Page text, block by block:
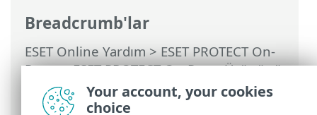
Breadcrumb'lar
ESET Online Yardım>ESET PROTECT On-
Prem>ESET PROTECT On-Prem Ürününü
Kullanma
>ESET PROTECT On-Prem Ana
Menü> Görevler İstemci Görevleri
Your account, your cookies
choice